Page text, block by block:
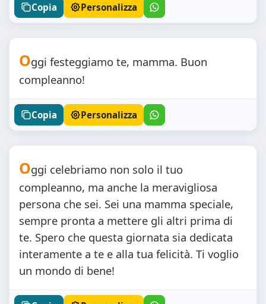
Copia Personalizza
Oggi festeggiamo te, mamma. Buon
compleanno!
Copia Personalizza
Oggi celebriamo non solo il tuo
compleanno, ma anche la meravigliosa
persona che sei. Sei una mamma speciale,
sempre pronta a mettere gli altri prima di
te. Spero che questa giornata sia dedicata
interamente a te e alla tua felicità. Ti voglio
un mondo di bene!